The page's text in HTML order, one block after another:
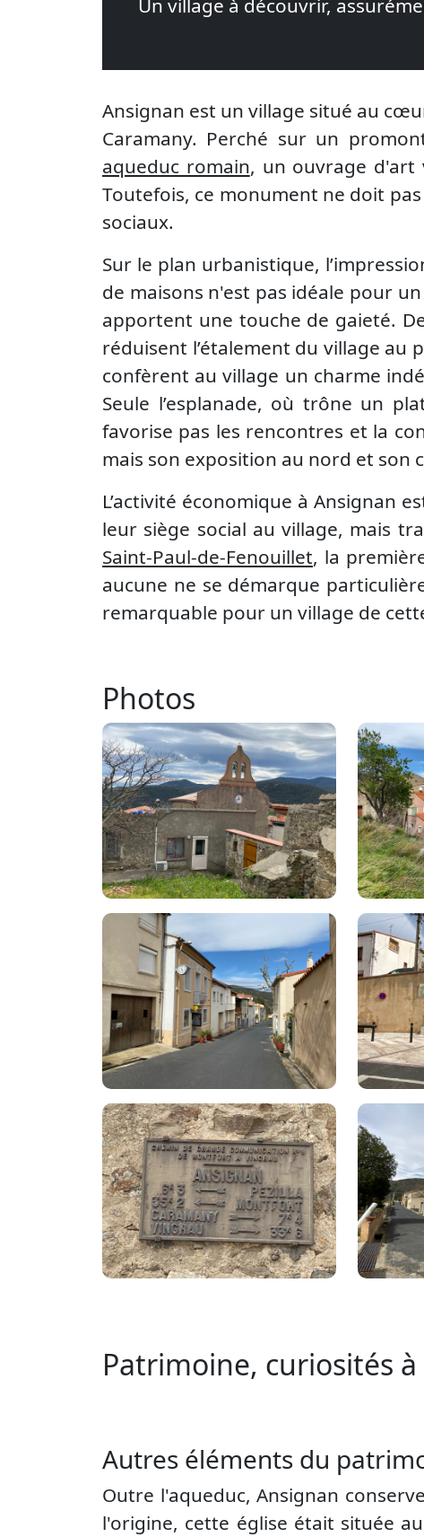
Un village à découvrir,
Ansignan est un village situé au
Caramany. Perché sur un
aqueduc romain, un ouvrage d'art
Toutefois, ce monument ne doit
sociaux.
Sur le plan urbanistique,
de maisons n'est pas idéale pour
apportent une touche de gaieté.
réduisent l’étalement du village au
confèrent au village un charme
Seule l’esplanade, où trône un
favorise pas les rencontres et la
mais son exposition au nord et son
L’activité économique à Ansignan
leur siège social au village, mais
Saint-Paul-de-Fenouillet, la
aucune ne se démarque
remarquable pour un village de
Photos
Patrimoine, curiosités
Autres éléments du
Outre l'aqueduc, Ansignan
l'origine, cette église était située